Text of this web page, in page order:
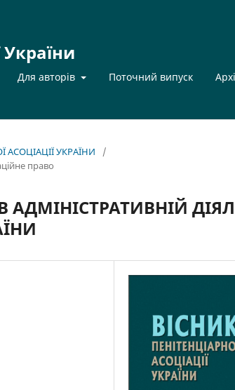
України
Для авторів Поточний випуск
АСОЦІАЦІЇ УКРАЇНИ
/
право